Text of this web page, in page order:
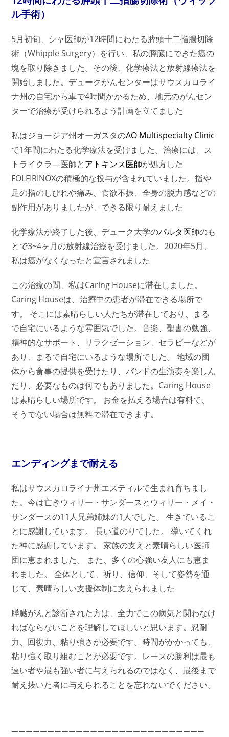
ル手術）
5月初旬、シャ医師が12時間にわたる膵頭十二指腸切除
術（Whipple Surgery）を行い、私の膵臓にできた癌の
塊を取り除きました。その後、化学療法と放射線療法を
開始しました。デュークがんセンターはサウスカロライ
ナ州の自宅から車で4時間かかるため、地元のがんセン
ターで治療が受けられるよう計画を立てました
私はジョージア州オーガスタのAO Multispecialty Clinic
で1年間にわたる化学療法を受けました。治療には、ス
トライクラ―医師とアトキンス医師が処方した
FOLFIRINOXの積極的な投与が含まれていました。指や
足の指のしびれや痛み、食欲不振、全身の脱力感などの
副作用がありましたが、できる限り耐えました
化学療法が終了した後、デューク大学のパルタ医師のも
とで3~4ヶ月の放射線治療を受けました。2020年5月、
私は癌がなくなったと宣言されました
この治療の間、私はCaring Houseに滞在しました。
Caring Houseは、治療中の患者が滞在できる場所で
す。 そこには素晴らしい人たちが滞在しており、まる
で自宅にいるような雰囲気でした。音楽、聖書の勉強、
精神的なサポート、リラクゼーション、セラピーなどが
あり、まるで自宅にいるような場所でした。 地域の団
体から食事の提供を受けたり、バンドの生演奏を楽しん
だり、必要なものは何でもありました。Caring House
は素晴らしい場所です。 お金を払える場合は有料で、
そうでない場合は無料で滞在できます。
エンディングまで耐える
私はサウスカロライナ州エスティルで生まれ育ちまし
た。今は亡きウィリー・サンダースとウィリー・メイ・
サンダースの11人兄弟姉妹の1人でした。 生きているこ
とに感謝しています。 長い道のりでした。 導いてくれ
た神に感謝しています。 家族の支えと素晴らしい医師
団に恵まれました。 また、多くの心強い友人にも恵ま
れました。 全体として、祈り、信仰、そして姿勢を通
じて、素晴らしい支援体制に支えられました
膵臓がんと診断された方は、全力でこの病気と闘わなけ
ればならないことを理解してほしいと思います。忍耐
力、回復力、粘り強さが必要です。時間がかかっても、
粘り強く取り組むことが必要です。レースの勝利は最も
速い者や最も強い者に与えられるのではなく、最後まで
耐え抜いた者に与えられることを忘れないでください。
ーーーーーーーーーーーーーーーーーーーーーーーーーーー